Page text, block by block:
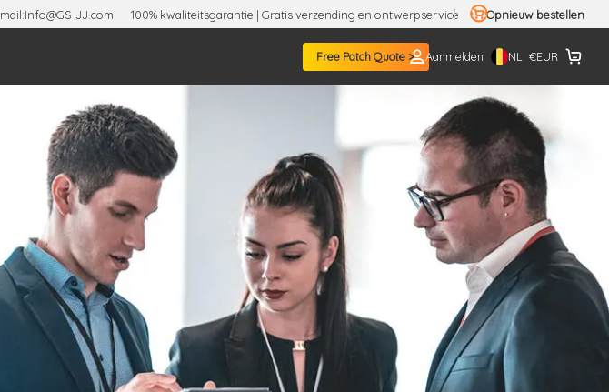
Info@GS-JJ.com 100% kwaliteitsgarantie | Gratis verzending en ontwerpservice Opnieuw bestellen
Free Patch Quote > Aanmelden NL €EUR